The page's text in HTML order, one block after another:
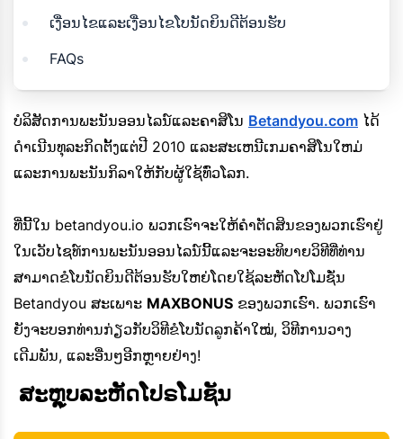
ເງື່ອນໄຂແລະເງື່ອນໄຂໂບນັດຍິນດີຕ້ອນຮັບ
FAQs
ບໍລິສັດການພະນັນອອນໄລນ໌ແລະຄາສິໂນ Betandyou.com ໄດ້
ດໍາເນີນທຸລະກິດຕັ້ງແຕ່ປີ 2010 ແລະສະເຫນີເກມຄາສິໂນໃຫມ່
ແລະການພະນັນກິລາໃຫ້ກັບຜູ້ໃຊ້ທົ່ວໂລກ.
ທີ່ນີ້ໃນ betandyou.io ພວກເຮົາຈະໃຫ້ຄໍາຕັດສິນຂອງພວກເຮົາຢູ່
ໃນເວັບໄຊທ໌ການພະນັນອອນໄລນ໌ນີ້ແລະຈະອະທິບາຍວິທີທີ່ທ່ານ
ສາມາດຂໍໂບນັດຍິນດີຕ້ອນຮັບໃຫຍ່ໂດຍໃຊ້ລະຫັດໂປໂມຊັ່ນ
Betandyou ສະເພາະ MAXBONUS ຂອງພວກເຮົາ. ພວກເຮົາ
ຍັງຈະບອກທ່ານກ່ຽວກັບວິທີຂໍໂບນັດລູກຄ້າໃໝ່, ວິທີການວາງ
ເດີມພັນ, ແລະອື່ນໆອີກຫຼາຍຢ່າງ!
ສະຫຼຸບລະຫັດໂປຣໂມຊັນ